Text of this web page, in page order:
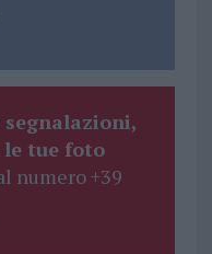
tue foto
numero +39